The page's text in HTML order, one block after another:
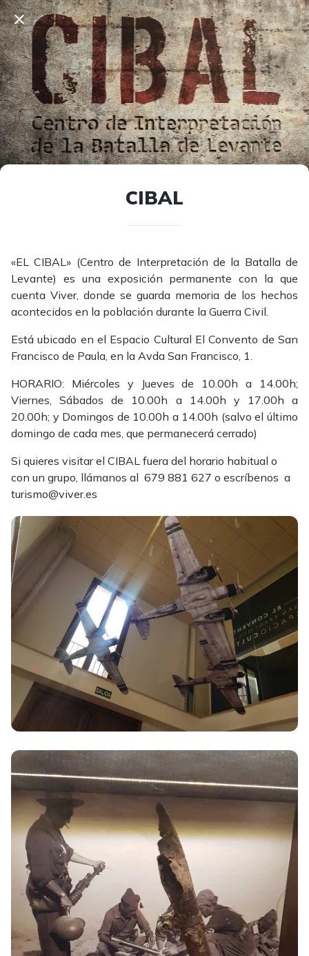
CIBAL
«EL CIBAL» (Centro de Interpretación de la Batalla de
Levante) es una exposición permanente con la que
cuenta Viver, donde se guarda memoria de los hechos
acontecidos en la población durante la Guerra Civil.
Está ubicado en el Espacio Cultural El Convento de San
Francisco de Paula, en la Avda San Francisco, 1.
HORARIO: Miércoles y Jueves de 10.00h a 14.00h;
Viernes, Sábados de 10.00h a 14.00h y 17.00h a
20.00h; y Domingos de 10.00h a 14.00h (salvo el último
domingo de cada mes, que permanecerá cerrado)
Si quieres visitar el CIBAL fuera del horario habitual o
con un grupo, llámanos al 679 881 627 o escríbenos a
turismo@viver.es